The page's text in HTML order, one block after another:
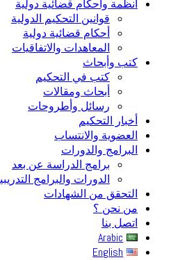
أنظمة وأحكام قضائية دولية
قوانين التحكيم الدولية
أحكام قضائية دولية
المعاهدات والاتفاقيات
كتب وأبحاث
كتب في التحكيم
أبحاث ومقالات
رسائل وأطروحات
أخبار التحكيم
العضوية والانتساب
البرامج والدورات
برامج الدراسة عن بعد
الدورات والبرامج
التحقق من الشهادات
من نحن ؟
اتصل بنا
Arabic
English